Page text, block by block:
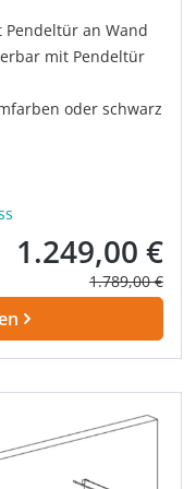
Pendeltür an Wand
mit Pendeltür
oder schwarz
Verkaufspreis:
1.249,00 €
Regulärer
1.789,00 €